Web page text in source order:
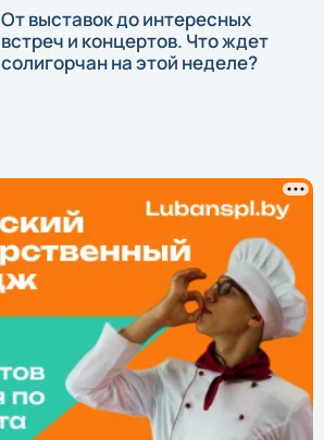
От выставок до интересных
встреч и концертов. Что ждет
солигорчан на этой неделе?